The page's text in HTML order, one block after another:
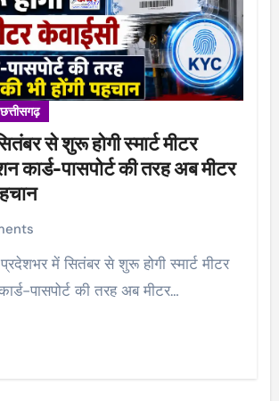
छत्तीसगढ़
से शुरू होगी स्मार्ट मीटर
कार्ड-पासपोर्ट की तरह अब मीटर
पासपोर्ट की तरह अब मीटर…